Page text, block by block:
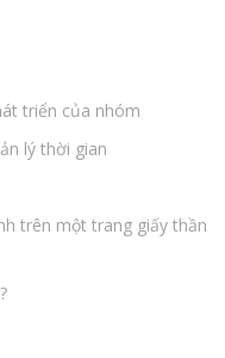
triển của nhóm
lý thời gian
trên một trang giấy thần